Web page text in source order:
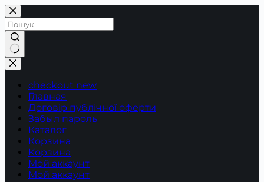
Перейти
до
вмісту
Немає
результатів
checkout new
Главная
Договір публічної оферти
Забыл пароль
Каталог
Корзина
Корзина
Мой аккаунт
Мой аккаунт